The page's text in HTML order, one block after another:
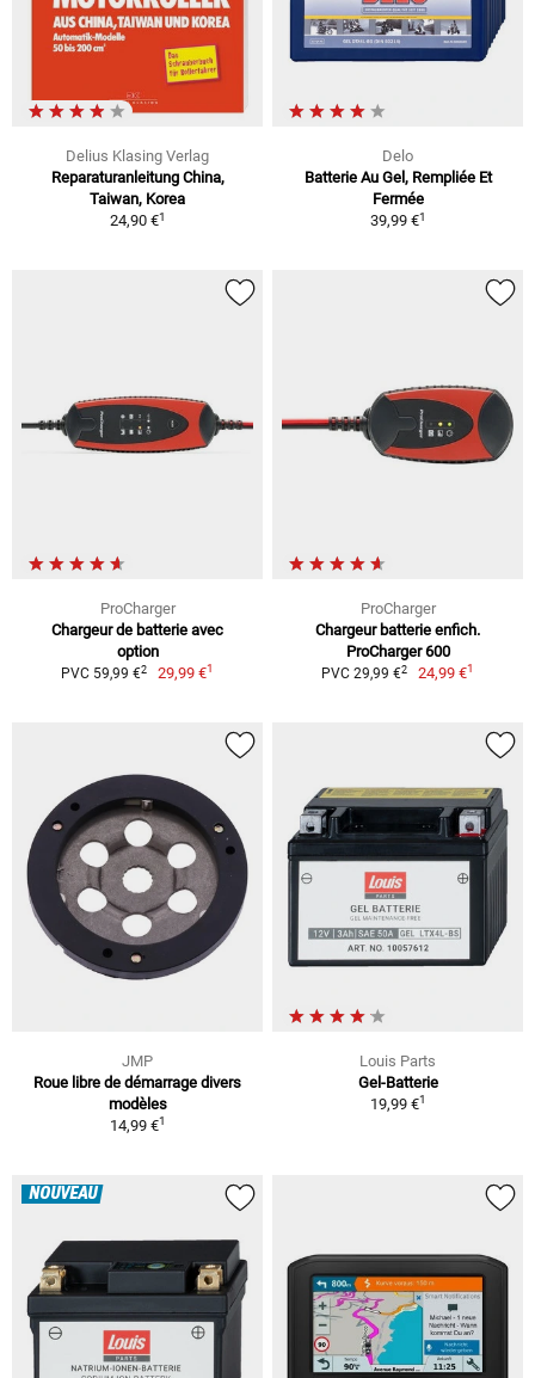
Delius Klasing Verlag
Reparaturanleitung China,
Taiwan, Korea
24,90 €1
Delo
Batterie Au Gel, Rempliée Et
Fermée
39,99 €1
ProCharger
Chargeur de batterie avec
option
PVC 59,99 €2 29,99 €1
ProCharger
Chargeur batterie enfich.
ProCharger 600
PVC 29,99 €2 24,99 €1
JMP
Roue libre de démarrage divers
modèles
14,99 €1
Louis Parts
Gel-Batterie
19,99 €1
NOUVEAU